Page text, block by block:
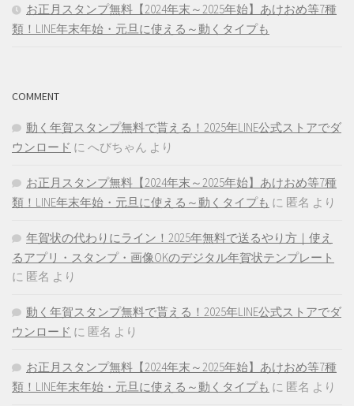
お正月スタンプ無料【2024年末～2025年始】あけおめ等7種
類！LINE年末年始・元旦に使える～動くタイプも
COMMENT
動く年賀スタンプ無料で貰える！2025年LINE公式ストアでダ
ウンロード に へびちゃん より
お正月スタンプ無料【2024年末～2025年始】あけおめ等7種
類！LINE年末年始・元旦に使える～動くタイプも に 匿名 より
年賀状の代わりにライン！2025年無料で送るやり方｜使え
るアプリ・スタンプ・画像OKのデジタル年賀状テンプレート
に 匿名 より
動く年賀スタンプ無料で貰える！2025年LINE公式ストアでダ
ウンロード に 匿名 より
お正月スタンプ無料【2024年末～2025年始】あけおめ等7種
類！LINE年末年始・元旦に使える～動くタイプも に 匿名 より